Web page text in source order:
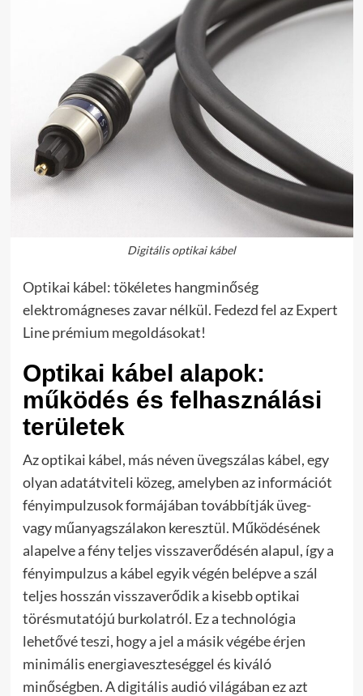
Digitális optikai kábel
Optikai kábel: tökéletes hangminőség
elektromágneses zavar nélkül. Fedezd fel az Expert
Line prémium megoldásokat!
Optikai kábel alapok:
működés és felhasználási
területek
Az optikai kábel, más néven üvegszálas kábel, egy
olyan adatátviteli közeg, amelyben az információt
fényimpulzusok formájában továbbítják üveg-
vagy műanyagszálakon keresztül. Működésének
alapelve a fény teljes visszaverődésén alapul, így a
fényimpulzus a kábel egyik végén belépve a szál
teljes hosszán visszaverődik a kisebb optikai
törésmutatójú burkolatról. Ez a technológia
lehetővé teszi, hogy a jel a másik végébe érjen
minimális energiaveszteséggel és kiváló
minőségben. A digitális audió világában ez azt